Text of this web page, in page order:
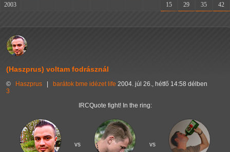
2003
15 29 35 42
(Haszprus) voltam fodrásznál
© Haszprus barátok bme idézet life 2004. júl 26., hétfő 14:58 délben
3
IRCQuote fight! In the ring:
vs vs